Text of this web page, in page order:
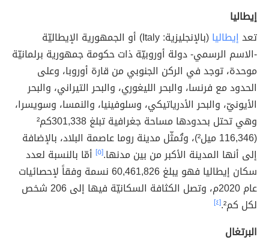
إيطاليا
تعدإيطاليا
(بالإنجليزية: Italy) أو الجمهورية الإيطاليّة
-الاسم الرسمي- دولة أوروبيّة ذات حكومة جمهورية برلمانيّة
موحدة، توجد في الركن الجنوبي من قارة أوروبا، وعلى
الحدود مع فرنسا، والبحر الليغوري، والبحر التيراني، والبحر
الأيونيّ، والبحر الأدرياتيكي، وسلوفينيا، والنمسا، وسويسرا،
وهي تحتل بحدودها مساحة جغرافية تبلغ 301,338كم²
(116,346 ميل²)، وتُمثّل مدينة روما عاصمة البلاد، بالإضافة
إلى أنها المدينة الأكبر من بين مدنها.[٥]
أمّا بالنسبة لعدد
سكان إيطاليا فهو يبلغ 60,461,826 نسمة وفقاً لإحصائيات
عام 2020م، وتصل الكثافة السكانيّة فيها إلى 206 شخص
لكل كم². [٤]
البرتغال